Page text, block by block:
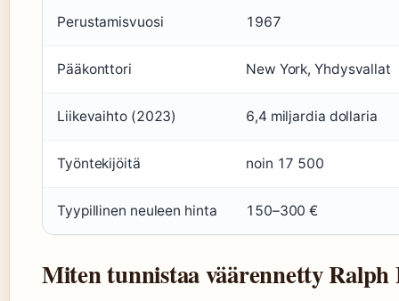
Perustamisvuosi 1967
Pääkonttori New York, Yhdysvallat
Liikevaihto (2023) 6,4 miljardia dollaria
Työntekijöitä noin 17 500
Tyypillinen neuleen hinta 150–300 €
Miten tunnistaa väärennetty Ralph